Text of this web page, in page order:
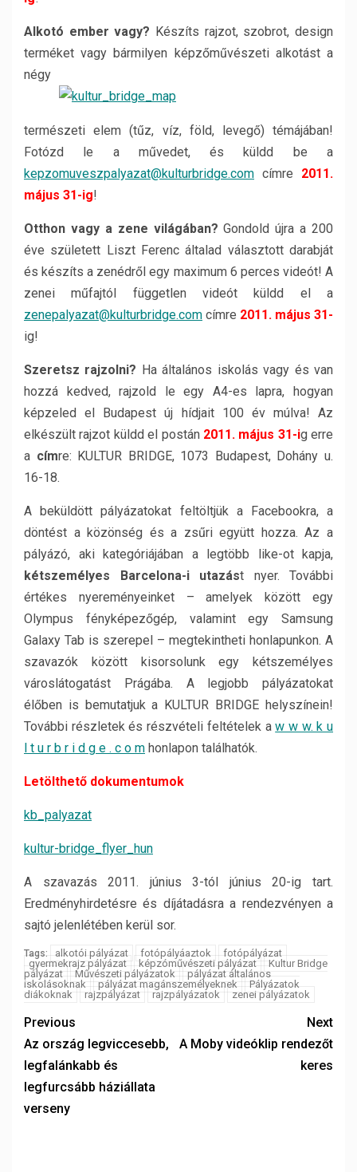
Alkotó ember vagy? Készíts rajzot, szobrot, design
terméket vagy bármilyen képzőművészeti alkotást a
négy
természeti elem (tűz, víz, föld, levegő) témájában!
Fotózd le a művedet, és küldd be a
kepzomuveszpalyazat@kulturbridge.com címre 2011.
május 31-ig!
Otthon vagy a zene világában? Gondold újra a 200
éve született Liszt Ferenc általad választott darabját
és készíts a zenédről egy maximum 6 perces videót! A
zenei műfajtól független videót küldd el a
zenepalyazat@kulturbridge.com címre 2011. május 31-
ig!
Szeretsz rajzolni? Ha általános iskolás vagy és van
hozzá kedved, rajzold le egy A4-es lapra, hogyan
képzeled el Budapest új hídjait 100 év múlva! Az
elkészült rajzot küldd el postán 2011. május 31-ig erre
a címre: KULTUR BRIDGE, 1073 Budapest, Dohány u.
16-18.
A beküldött pályázatokat feltöltjük a Facebookra, a
döntést a közönség és a zsűri együtt hozza. Az a
pályázó, aki kategóriájában a legtöbb like-ot kapja,
kétszemélyes Barcelona-i utazást nyer. További
értékes nyereményeinket – amelyek között egy
Olympus fényképezőgép, valamint egy Samsung
Galaxy Tab is szerepel – megtekintheti honlapunkon. A
szavazók között kisorsolunk egy kétszemélyes
városlátogatást Prágába. A legjobb pályázatokat
élőben is bemutatjuk a KULTUR BRIDGE helyszínein!
További részletek és részvételi feltételek aw w w. k u
l t u r b r i d g e . c o m honlapon találhatók.
Letölthető dokumentumok
kb_palyazat
kultur-bridge_flyer_hun
A szavazás 2011. június 3-tól június 20-ig tart.
Eredményhirdetésre és díjátadásra a rendezvényen a
sajtó jelenlétében kerül sor.
Tags: alkotói pályázat fotópályáaztok
fotópályázat
gyermekrajz pályázat
képzóművészeti pályázat
Kultur Bridge
pályázat
Művészeti pályázatok
pályázat általános
iskolásoknak
pályázat magánszemélyeknek
Pályázatok
diákoknak
rajzpályázat rajzpályázatok zenei pályázatok
Previous
Az ország legviccesebb,
legfalánkabb és
legfurcsább háziállata
verseny
Next
A Moby videóklip rendezőt
keres